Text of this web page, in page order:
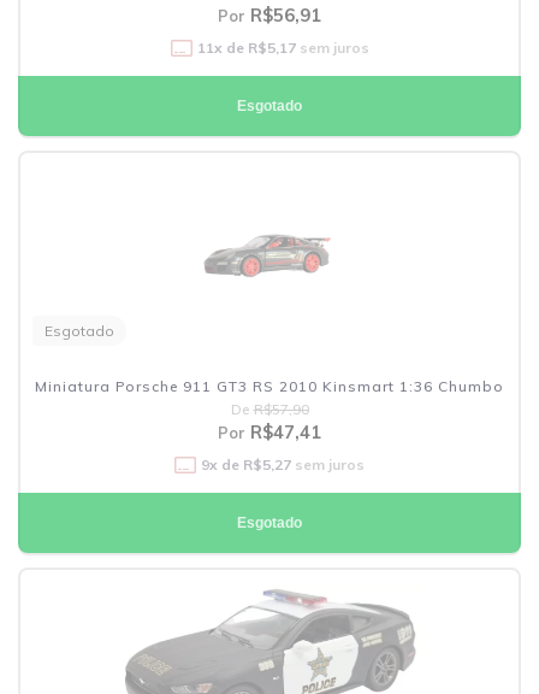
Por R$56,91
11x de R$5,17sem juros
Esgotado
Esgotado
Miniatura Porsche 911 GT3 RS 2010 Kinsmart 1:36 Chumbo
De R$57,90
Por R$47,41
9x de R$5,27 sem juros
Esgotado